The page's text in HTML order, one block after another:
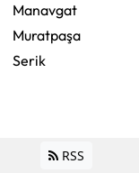
Manavgat
Muratpaşa
Serik
RSS